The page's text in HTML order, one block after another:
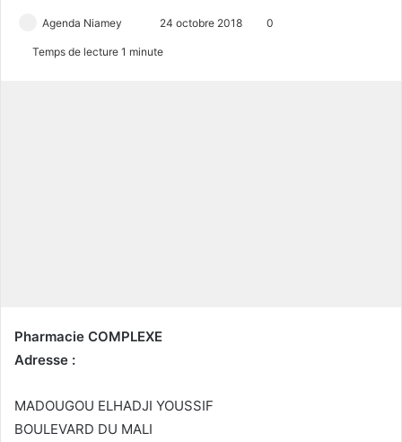
Agenda Niamey
n
24 octobre 2018 0
Temps de lecture 1 minute
Pharmacie COMPLEXE
Adresse :
MADOUGOU ELHADJI YOUSSIF
BOULEVARD DU MALI